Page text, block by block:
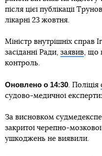
після цієї публікації
лікарні 23 жовтня.
Міністр внутрішніх справ
засіданні Ради, заявив, що
контроль.
Оновлено о 14:30. Поліція
судово-медичної
За висновком
закритої черепно-
ушкоджень не виявили.